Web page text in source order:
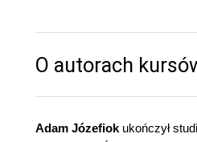
O autorach
Adam Józefiok ukończył